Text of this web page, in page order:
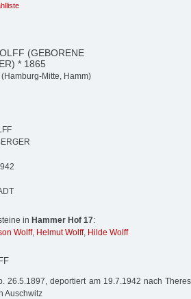
(GEBORENE
* 1865
Mitte, Hamm)
in Hammer Hof 17:
Wolff, Helmut Wolff, Hilde Wolff
26.5.1897, deportiert am 19.7.1942 nach
Auschwitz